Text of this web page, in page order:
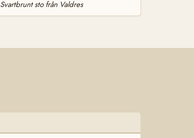
Svartbrunt sto från Valdres